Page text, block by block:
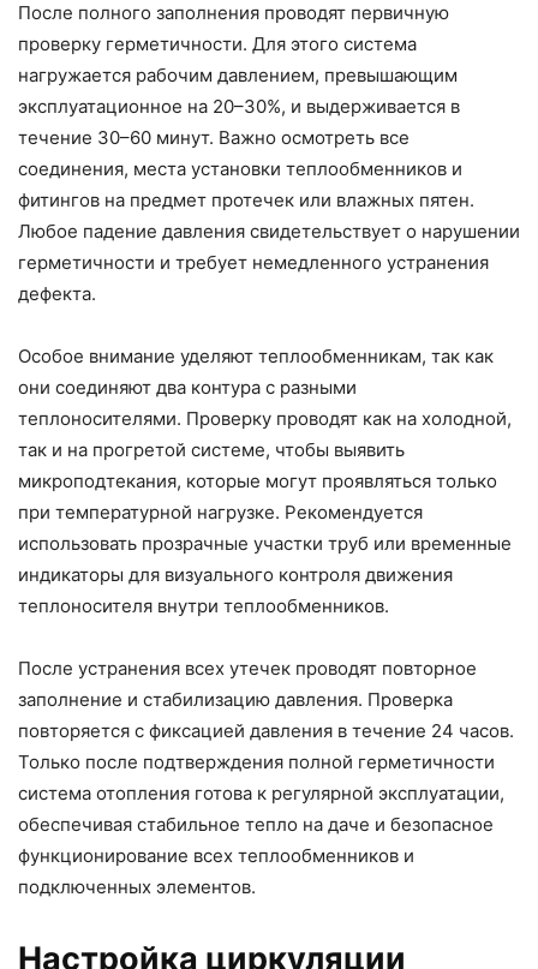
После полного заполнения проводят первичную
проверку герметичности. Для этого система
нагружается рабочим давлением, превышающим
эксплуатационное на 20–30%, и выдерживается в
течение 30–60 минут. Важно осмотреть все
соединения, места установки теплообменников и
фитингов на предмет протечек или влажных пятен.
Любое падение давления свидетельствует о нарушении
герметичности и требует немедленного устранения
дефекта.
Особое внимание уделяют теплообменникам, так как
они соединяют два контура с разными
теплоносителями. Проверку проводят как на холодной,
так и на прогретой системе, чтобы выявить
микроподтекания, которые могут проявляться только
при температурной нагрузке. Рекомендуется
использовать прозрачные участки труб или временные
индикаторы для визуального контроля движения
теплоносителя внутри теплообменников.
После устранения всех утечек проводят повторное
заполнение и стабилизацию давления. Проверка
повторяется с фиксацией давления в течение 24 часов.
Только после подтверждения полной герметичности
система отопления готова к регулярной эксплуатации,
обеспечивая стабильное тепло на даче и безопасное
функционирование всех теплообменников и
подключенных элементов.
Настройка циркуляции